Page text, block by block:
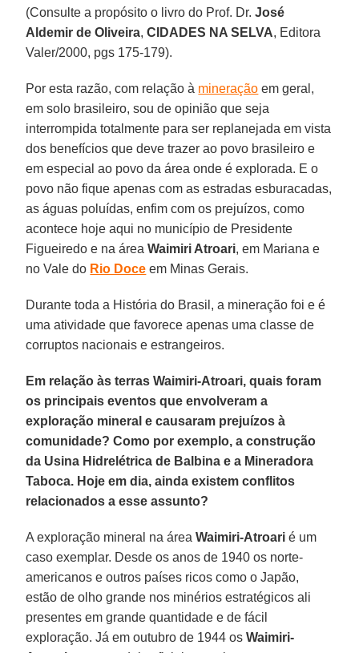
(Consulte a propósito o livro do Prof. Dr.José
Aldemir de Oliveira,CIDADES NA SELVA, Editora
Valer/2000, pgs 175-179).
Por esta razão, com relação à mineração em geral,
em solo brasileiro, sou de opinião que seja
interrompida totalmente para ser replanejada em vista
dos benefícios que deve trazer ao povo brasileiro e
em especial ao povo da área onde é explorada. E o
povo não fique apenas com as estradas esburacadas,
as águas poluídas, enfim com os prejuízos, como
acontece hoje aqui no município de Presidente
Figueiredo e na áreaWaimiri Atroari, em Mariana e
no Vale do Rio Doce em Minas Gerais.
Durante toda a História do Brasil, a mineração foi e é
uma atividade que favorece apenas uma classe de
corruptos nacionais e estrangeiros.
Em relação às terras Waimiri-Atroari, quais foram
os principais eventos que envolveram a
exploração mineral e causaram prejuízos à
comunidade? Como por exemplo, a construção
da Usina Hidrelétrica de Balbina e a Mineradora
Taboca. Hoje em dia, ainda existem conflitos
relacionados a esse assunto?
A exploração mineral na áreaWaimiri-Atroari é um
caso exemplar. Desde os anos de 1940 os norte-
americanos e outros países ricos como o Japão,
estão de olho grande nos minérios estratégicos ali
presentes em grande quantidade e de fácil
exploração. Já em outubro de 1944 osWaimiri-